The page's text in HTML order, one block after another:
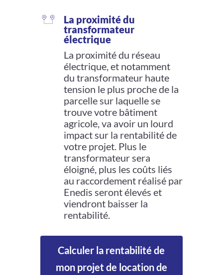
La proximité du
transformateur
électrique
La proximité du réseau
électrique, et notamment
du transformateur haute
tension le plus proche de la
parcelle sur laquelle se
trouve votre bâtiment
agricole, va avoir un lourd
impact sur la rentabilité de
votre projet. Plus le
transformateur sera
éloigné, plus les coûts liés
au raccordement réalisé par
Enedis seront élevés et
viendront baisser la
rentabilité.
Calculer la rentabilité de
mon projet de location de